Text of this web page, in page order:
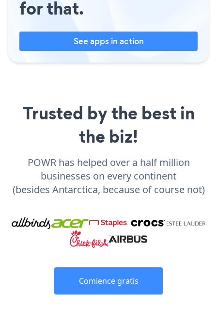
for that.
See apps in action
Trusted by the best in
the biz!
POWR has helped over a half million
businesses on every continent
(besides Antarctica, because of course not)
Comience gratis